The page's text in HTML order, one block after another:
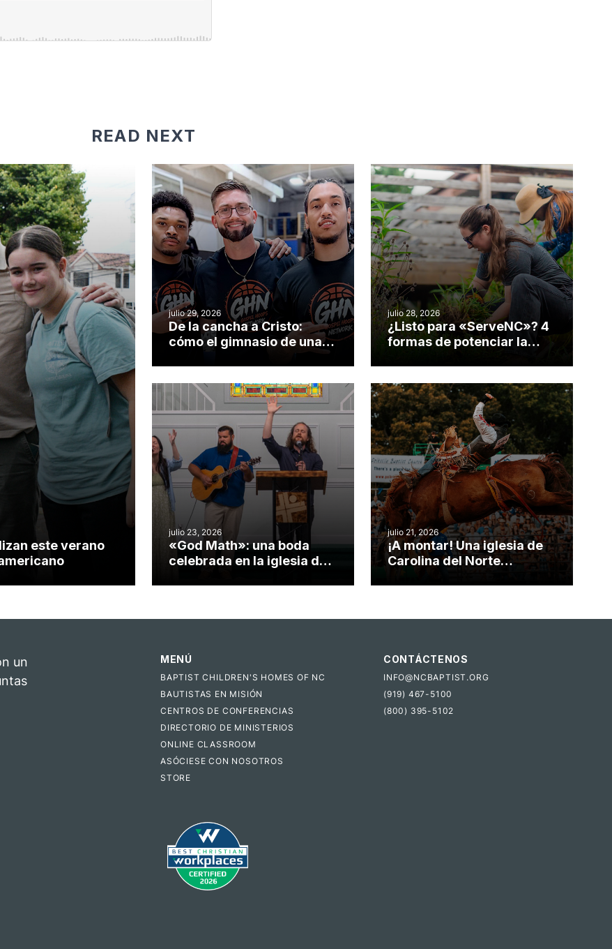
READ NEXT
este verano
julio 29, 2026
De la cancha a Cristo:
cómo el gimnasio de una
misionero te cuento
julio 28, 2026
¿Listo para «ServeNC»? 4
formas de potenciar la
julio 23, 2026
«God Math»: una boda
celebrada en la iglesia de
julio 21, 2026
¡A montar! Una iglesia de
Carolina del Norte
un
MENÚ
BAPTIST CHILDREN'S HOMES OF NC
BAUTISTAS EN MISIÓN
CENTROS DE CONFERENCIAS
DIRECTORIO DE MINISTERIOS
ONLINE CLASSROOM
ASÓCIESE CON NOSOTROS
STORE
CONTÁCTENOS
INFO@NCBAPTIST.ORG
(919) 467-5100
(800) 395-5102